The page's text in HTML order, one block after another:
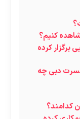
کنیم؟
برگزار کرده
دبی چه
کدامند؟